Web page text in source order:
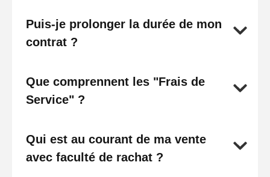
Puis-je prolonger la durée de mon
contrat ?
Que comprennent les "Frais de
Service" ?
Qui est au courant de ma vente
avec faculté de rachat ?